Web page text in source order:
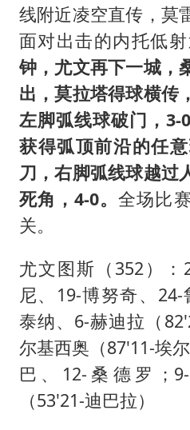
线附近凌空直传，莫
面对出击的内托低
钟，尤文再下一城，
出，莫拉塔得球横传
左脚弧线球破门，3-
获得弧顶前沿的任
刀，右脚弧线球越过
死角，4-0。全场比
关。
尤文图斯（352）：
尼、19-博努奇、
泰纳、6-赫迪拉（
尔基西奥（87'11-埃
巴、12-桑德罗；
（53'21-迪巴拉）